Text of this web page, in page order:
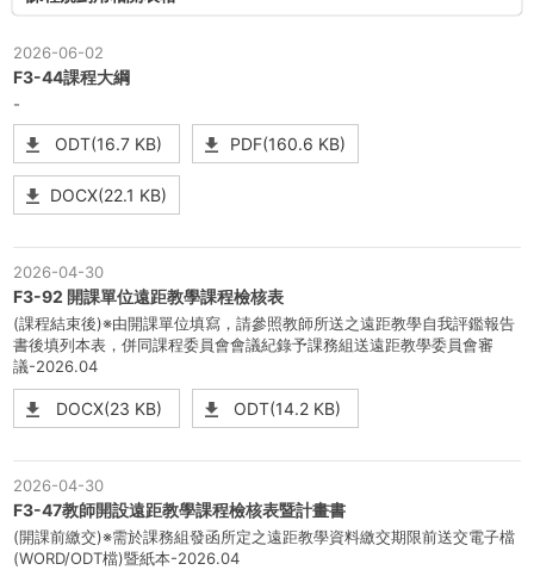
2026-06-02
F3-44課程大綱
-
ODT(16.7 KB) PDF(160.6 KB)
DOCX(22.1 KB)
2026-04-30
F3-92 開課單位遠距教學課程檢核表
(課程結束後)※由開課單位填寫，請參照教師所送之遠距教學自我評鑑報告
書後填列本表，併同課程委員會會議紀錄予課務組送遠距教學委員會審
議-2026.04
DOCX(23 KB) ODT(14.2 KB)
2026-04-30
F3-47教師開設遠距教學課程檢核表暨計畫書
(開課前繳交)※需於課務組發函所定之遠距教學資料繳交期限前送交電子檔
(WORD/ODT檔)暨紙本-2026.04